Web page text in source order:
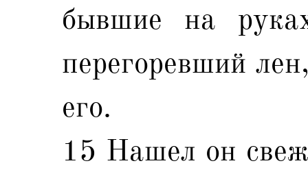
бывшие на
перегоревший
его.
15 Нашел он